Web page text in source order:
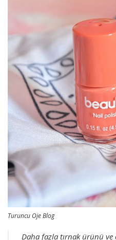
Turuncu Oje Blog
Daha fazla tırnak ürünü